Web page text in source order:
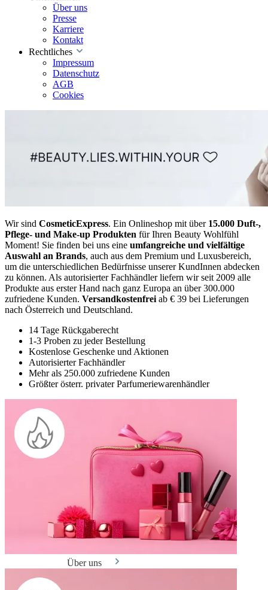
Über uns
Presse
Karriere
Kontakt
Rechtliches
Impressum
Datenschutz
AGB
Cookies
Wir sind CosmeticExpress. Ein Onlineshop mit über 15.000 Duft-,
Pflege- und Make-up Produkten für Ihren Beauty Wohlfühl
Moment! Sie finden bei uns eine umfangreiche und vielfältige
Auswahl an Brands, auch aus dem Premium und Luxusbereich,
um die unterschiedlichen Bedürfnisse unserer KundInnen abdecken
zu können. Als autorisierter Fachhändler liefern wir seit 2009 alle
Produkte aus erster Hand nach ganz Europa an über 300.000
zufriedene Kunden. Versandkostenfrei ab € 39 bei Lieferungen
nach Österreich und Deutschland.
14 Tage Rückgaberecht
1-3 Proben zu jeder Bestellung
Kostenlose Geschenke und Aktionen
Autorisierter Fachhändler
Mehr als 250.000 zufriedene Kunden
Größter österr. privater Parfumeriewarenhändler
Über uns